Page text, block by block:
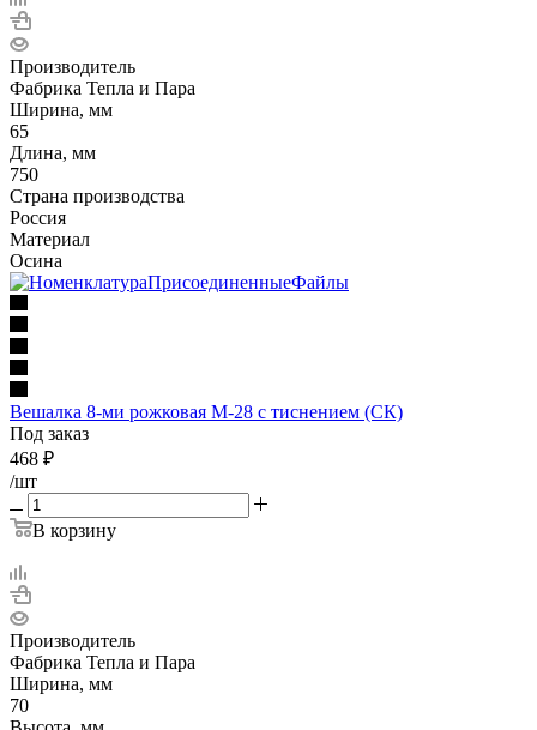
Производитель
Фабрика Тепла и Пара
Ширина, мм
65
Длина, мм
750
Страна производства
Россия
Материал
Осина
Вешалка 8-ми рожковая М-28 с тиснением (СК)
Под заказ
468 ₽
/шт
В корзину
Производитель
Фабрика Тепла и Пара
Ширина, мм
70